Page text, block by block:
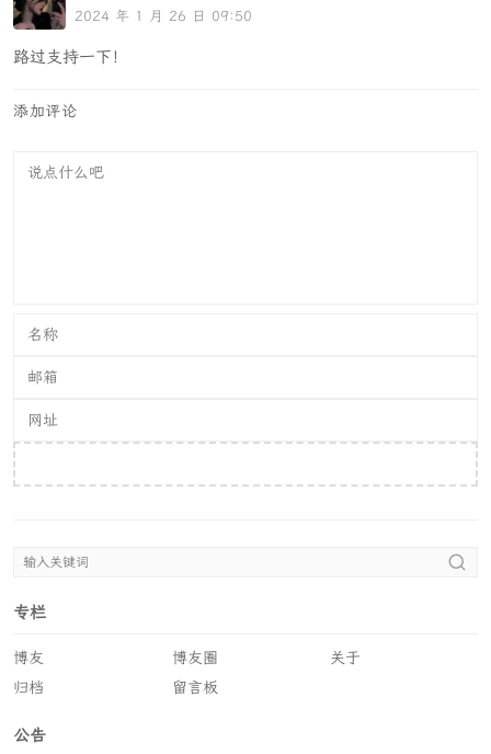
2024 年 1 月 26 日 09:50
路过支持一下！
添加评论
专栏
博友 博友圈
关于
归档
留言板
公告